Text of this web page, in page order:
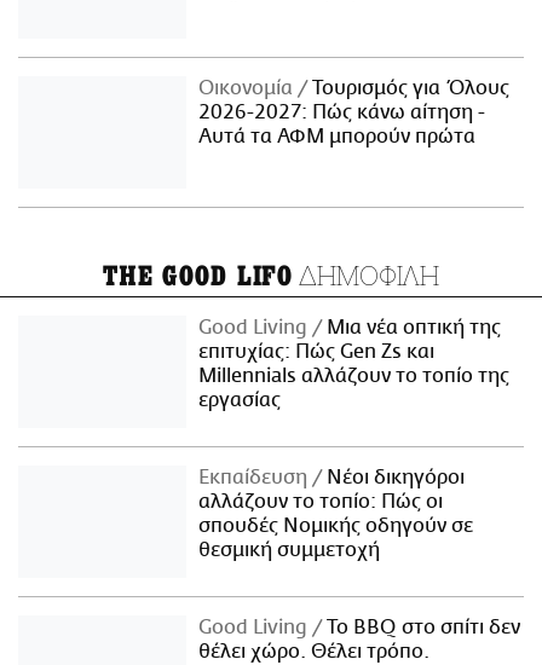
Οικονομία
Τουρισμός για Όλους
2026-2027: Πώς κάνω αίτηση -
Αυτά τα ΑΦΜ μπορούν πρώτα
THE GOOD LIFO ΔΗΜΟΦΙΛΗ
Good Living
Μια νέα οπτική της
επιτυχίας: Πώς Gen Zs και
Millennials αλλάζουν το τοπίο της
εργασίας
Εκπαίδευση
Νέοι δικηγόροι
αλλάζουν το τοπίο: Πώς οι
σπουδές Νομικής οδηγούν σε
θεσμική συμμετοχή
Good Living
Το BBQ στο σπίτι δεν
θέλει χώρο. Θέλει τρόπο.